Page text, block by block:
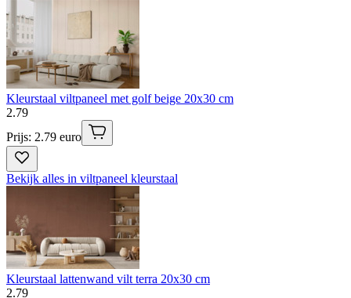
Kleurstaal viltpaneel met golf beige 20x30 cm
2.79
Prijs: 2.79 euro
Bekijk alles in viltpaneel kleurstaal
Kleurstaal lattenwand vilt terra 20x30 cm
2.79